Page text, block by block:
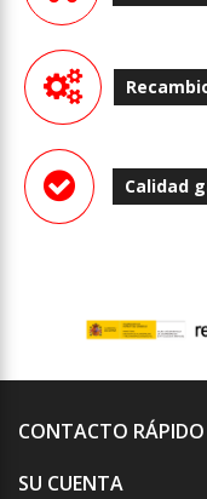
Calidad
CONTACTO RÁPIDO
SU CUENTA